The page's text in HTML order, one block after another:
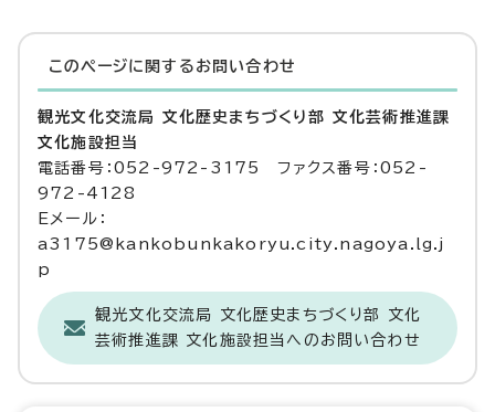
このページに関する お問い合わせ
観光文化交流局 文化歴史まちづくり部 文化芸術推進課
文化施設担当
電話番号：052-972-3175 ファクス番号：052-
972-4128
Eメール：
a3175@kankobunkakoryu.city.nagoya.lg.j
p
観光文化交流局 文化歴史まちづくり部 文化
芸術推進課 文化施設担当へのお問い合わせ